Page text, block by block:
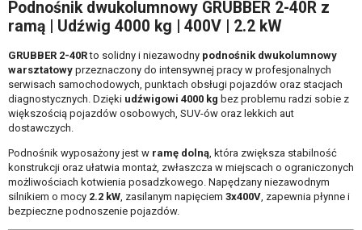
Podnośnik dwukolumnowy GRUBBER 2-40R z
ramą | Udźwig 4000 kg | 400V | 2.2 kW
GRUBBER 2-40Rto solidny i niezawodny podnośnik dwukolumnowy
warsztatowy przeznaczony do intensywnej pracy w profesjonalnych
serwisach samochodowych, punktach obsługi pojazdów oraz stacjach
diagnostycznych. Dzięki udźwigowi 4000 kg bez problemu radzi sobie z
większością pojazdów osobowych, SUV-ów oraz lekkich aut
dostawczych.
Podnośnik wyposażony jest w ramę dolną, która zwiększa stabilność
konstrukcji oraz ułatwia montaż, zwłaszcza w miejscach o ograniczonych
możliwościach kotwienia posadzkowego. Napędzany niezawodnym
silnikiem o mocy 2.2 kW, zasilanym napięciem 3x400V, zapewnia płynne i
bezpieczne podnoszenie pojazdów.